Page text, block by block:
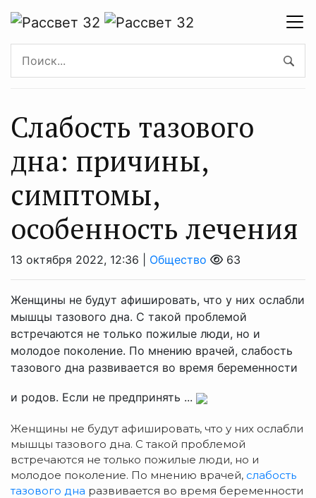
Слабость тазового
дна: причины,
симптомы,
особенность лечения
13 октября 2022, 12:36 | Общество 63
Женщины не будут афишировать, что у них ослабли
мышцы тазового дна. С такой проблемой
встречаются не только пожилые люди, но и
молодое поколение. По мнению врачей, слабость
тазового дна развивается во время беременности
и родов. Если не предпринять ...
Женщины не будут афишировать, что у них ослабли
мышцы тазового дна. С такой проблемой
встречаются не только пожилые люди, но и
молодое поколение. По мнению врачей, слабость
тазового дна развивается во время беременности